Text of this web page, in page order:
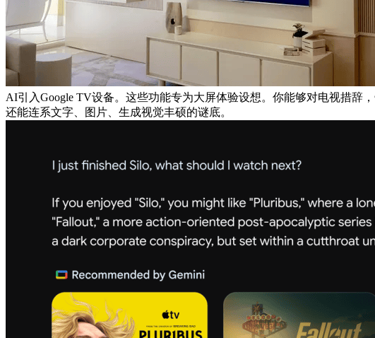
AI引入Google TV设备。这些功能专为大屏体验设想。你能够对电视措辞
还能连系文字、图片、生成视觉丰硕的谜底。